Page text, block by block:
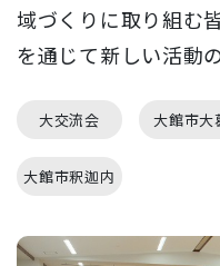
域づくりに取り組む
を通じて新しい活動
大交流会 大館市大
大館市釈迦内